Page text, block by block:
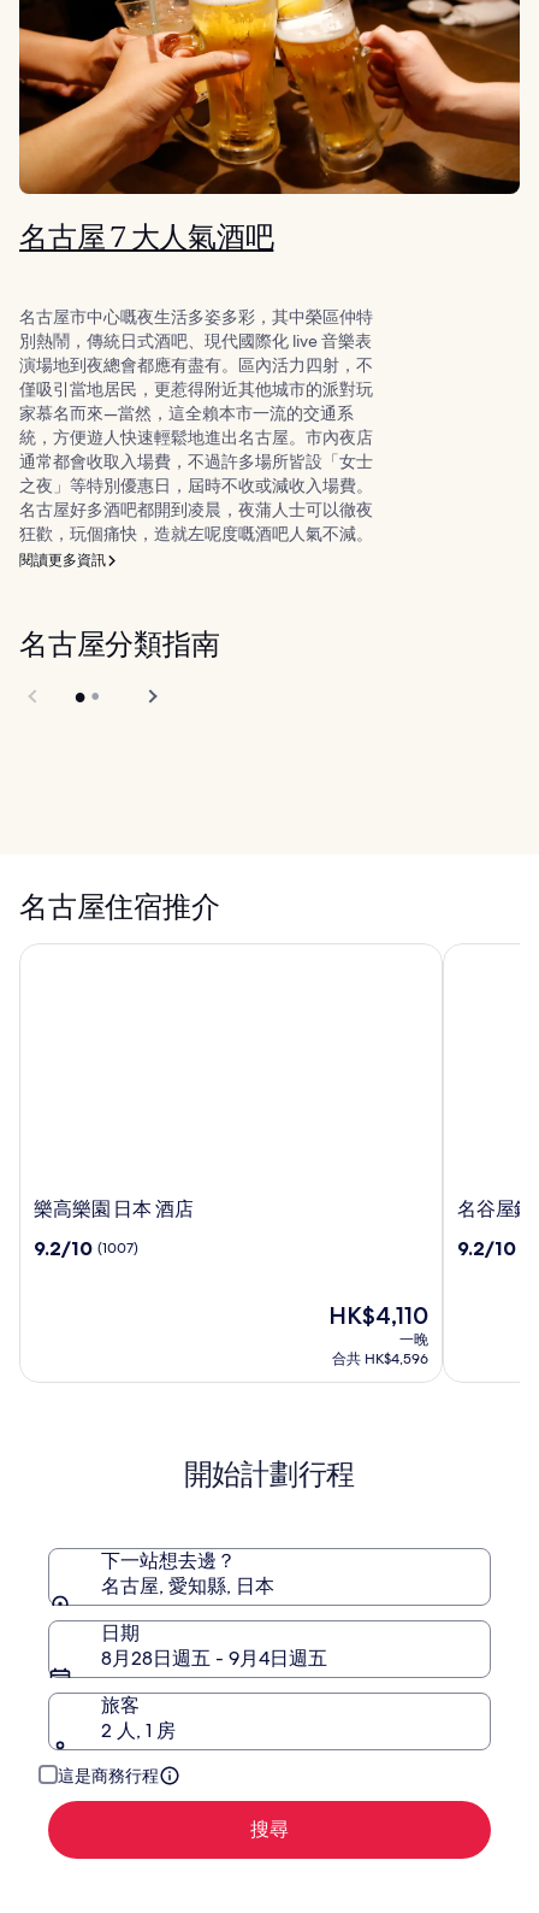
名古屋 7 大人氣酒吧
名古屋市中心嘅夜生活多姿多彩，其中榮區仲特
別熱鬧，傳統日式酒吧、現代國際化 live 音樂表
演場地到夜總會都應有盡有。區內活力四射，不
僅吸引當地居民，更惹得附近其他城市的派對玩
家慕名而來—當然，這全賴本市一流的交通系
統，方便遊人快速輕鬆地進出名古屋。市內夜店
通常都會收取入場費，不過許多場所皆設「女士
之夜」等特別優惠日，屆時不收或減收入場費。
名古屋好多酒吧都開到凌晨，夜蒲人士可以徹夜
狂歡，玩個痛快，造就左呢度嘅酒吧人氣不減。
閱讀更多資訊
名古屋分類指南
名古屋住宿推介
樂
樂
店
樂高樂園 日本 酒店
9.2
分)，
9.2/10 (1007)
現
HK$4,110
HK$4,110
一晚
合共 HK$4,596
樂高樂園 日本 酒店
名
屋
城
名谷屋
9.2
分)，
9.2/10
名谷屋錦
開始計劃行程
下一站想去邊？
名古屋, 愛知縣, 日本
日期
8月28日週五 - 9月4日週五
旅客
2 人, 1 房
這是商務行程
搜尋